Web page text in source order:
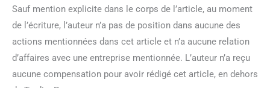
Sauf mention explicite dans le corps de l’article, au moment
de l’écriture, l’auteur n’a pas de position dans aucune des
actions mentionnées dans cet article et n’a aucune relation
d’affaires avec une entreprise mentionnée. L’auteur n’a reçu
aucune compensation pour avoir rédigé cet article, en dehors